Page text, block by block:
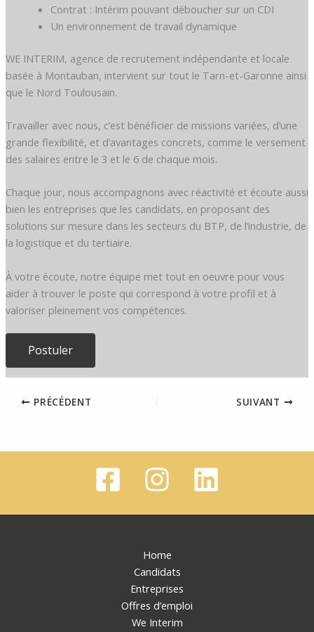
Contrat : Intérim pouvant déboucher sur un CDI
Un environnement de travail dynamique
WE INTERIM, agence de recrutement indépendante et locale
basée à Montauban, intervient sur tout le Tarn-et-Garonne ainsi
que le Nord Toulousain.
Travailler avec nous, c’est bénéficier de missions variées, d’une
grande flexibilité, et d’avantages concrets, comme le versement
des salaires entre le 3 et le 6 de chaque mois.
Chaque jour, nous accompagnons avec réactivité et écoute aussi
bien les entreprises que les candidats, en proposant des
solutions sur mesure dans les secteurs du BTP, de l’industrie, de
la logistique et du tertiaire.
À votre écoute, notre équipe met tout en oeuvre pour vous
aider à trouver le poste qui correspond à votre profil et à
valoriser pleinement vos compétences.
PRÉCÉDENT SUIVANT
Home
Candidats
Entreprises
Offres d’emploi
We Interim